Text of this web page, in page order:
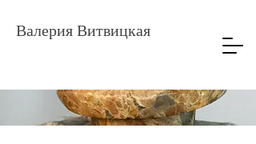
Валерия Витвицкая